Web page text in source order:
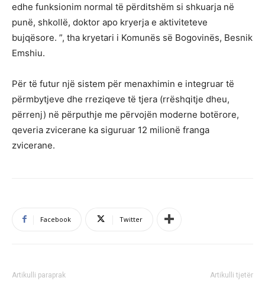
edhe funksionim normal të përditshëm si shkuarja në
punë, shkollë, doktor apo kryerja e aktiviteteve
bujqësore. ”, tha kryetari i Komunës së Bogovinës, Besnik
Emshiu.
Për të futur një sistem për menaxhimin e integruar të
përmbytjeve dhe rreziqeve të tjera (rrëshqitje dheu,
përrenj) në përputhje me përvojën moderne botërore,
qeveria zvicerane ka siguruar 12 milionë franga
zvicerane.
Facebook Twitter
Artikulli paraprak Artikulli tjetër